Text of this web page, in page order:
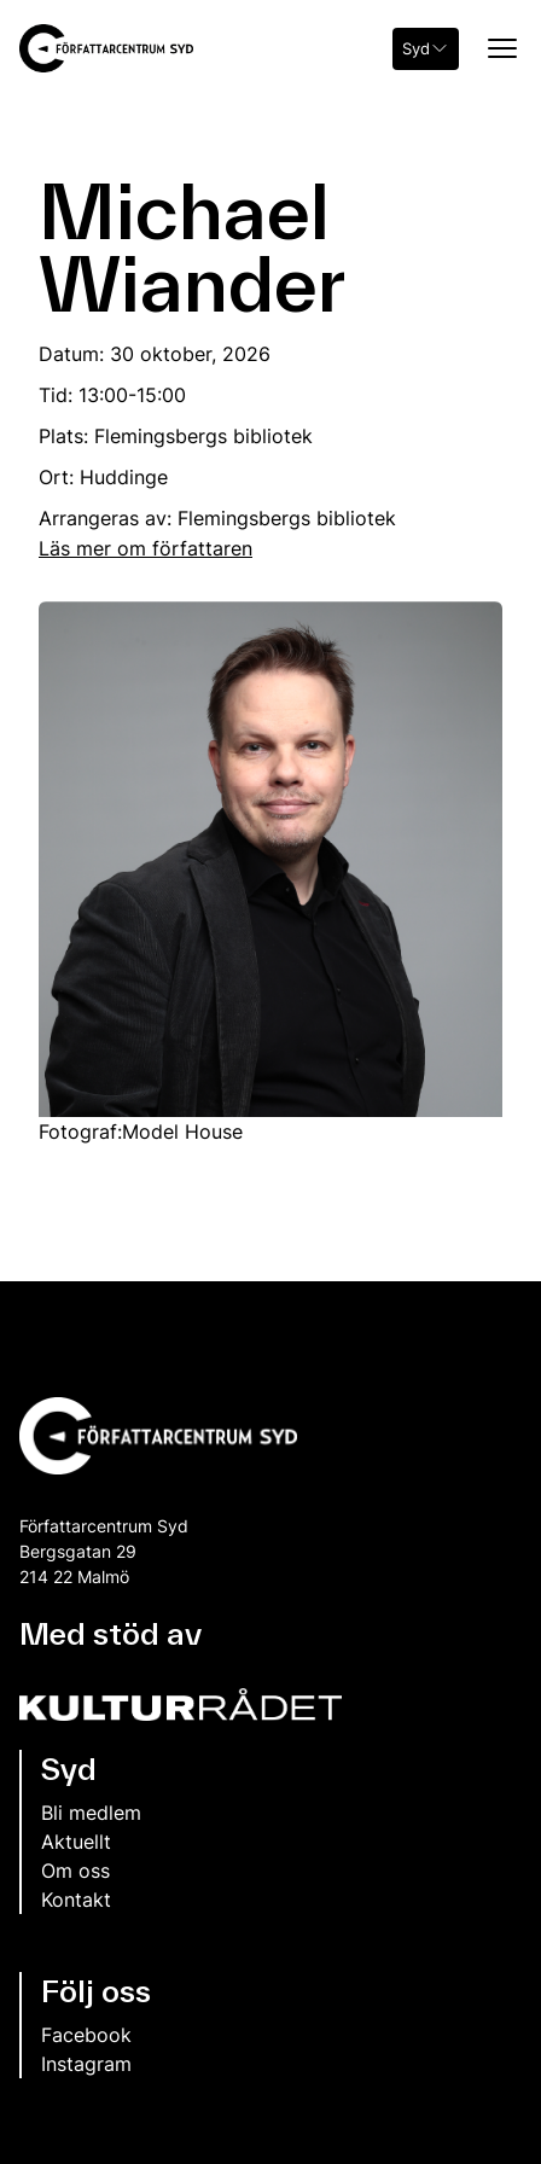
Syd
Michael
Wiander
Datum: 30 oktober, 2026
Tid: 13:00-15:00
Plats: Flemingsbergs bibliotek
Ort: Huddinge
Arrangeras av: Flemingsbergs bibliotek
Läs mer om författaren
Fotograf:Model House
Författarcentrum Syd
Bergsgatan 29
214 22 Malmö
Med stöd av
Syd
Bli medlem
Aktuellt
Om oss
Kontakt
Följ oss
Facebook
Instagram